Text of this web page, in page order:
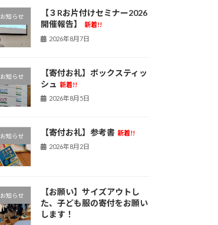
お知らせ
【３Rお片付けセミナー2026
開催報告】
新着!!
2026年8月7日
お知らせ
【寄付お礼】ボックスティッ
シュ 新着!!
2026年8月5日
お知らせ 【寄付お礼】参考書 新着!!
2026年8月2日
お知らせ
【お願い】サイズアウトし
た、子ども服の寄付をお願い
します！